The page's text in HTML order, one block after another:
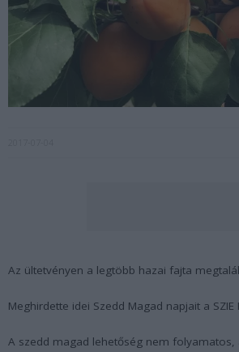
Az ültetvényen a legtöbb hazai fajta
Meghirdette idei Szedd Magad napjait a SZIE
A szedd magad lehetőség nem folyamatos,